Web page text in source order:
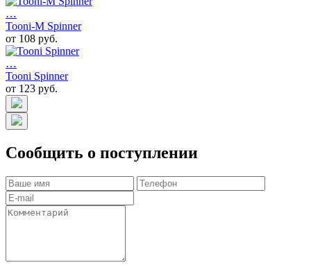
…
Tooni-M Spinner
от 108 руб.
…
Tooni Spinner
от 123 руб.
Сообщить о поступлении